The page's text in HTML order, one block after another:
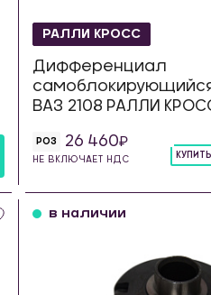
РАЛЛИ КРОСС
Дифференциал
ВАЗ 2108 РАЛЛИ
РОЗ 26 460
НЕ ВКЛЮЧАЕТ НДС
в наличии